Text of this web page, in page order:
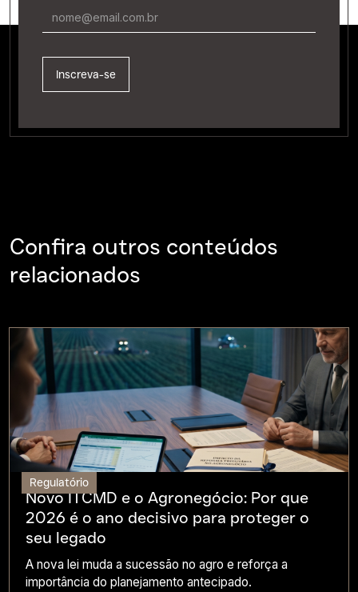
Confira outros conteúdos
relacionados
Regulatório
Novo ITCMD e o Agronegócio: Por que
2026 é o ano decisivo para proteger o
seu legado
A nova lei muda a sucessão no agro e reforça a
importância do planejamento antecipado.